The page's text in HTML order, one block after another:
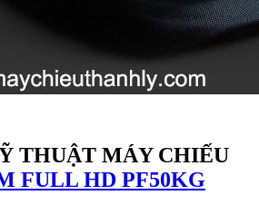
THUẬT MÁY CHIẾU
FULL HD PF50KG